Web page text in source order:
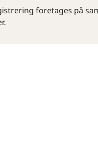
foretages på